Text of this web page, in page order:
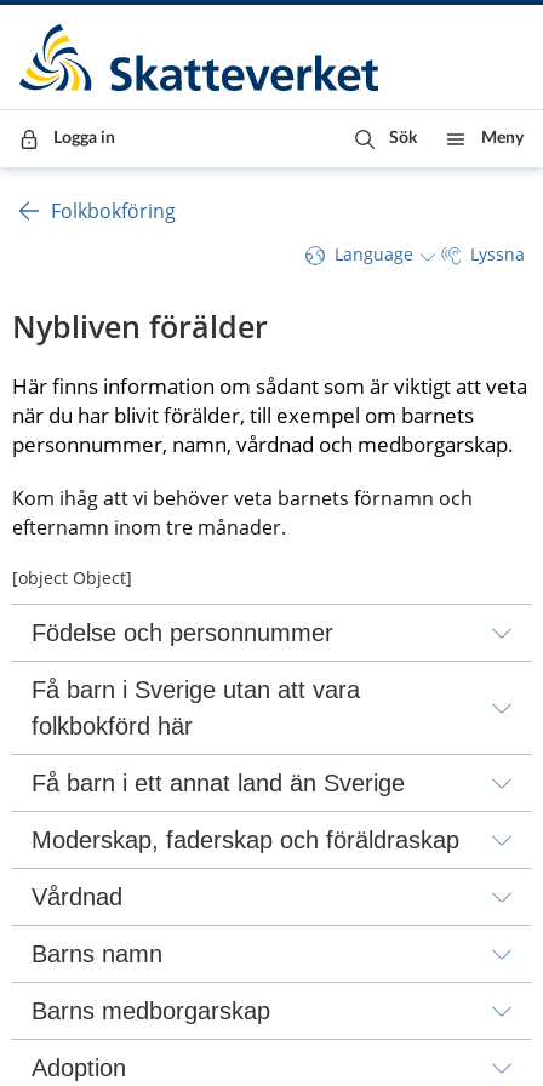
Till innehåll
Till navigationen
Till chattrobot
Logga in Sök Meny
Folkbokföring
Language Lyssna
Nybliven förälder
Här finns information om sådant som är viktigt att veta
när du har blivit förälder, till exempel om barnets
personnummer, namn, vårdnad och medborgarskap.
Kom ihåg att vi behöver veta barnets förnamn och
efternamn inom tre månader.
[object Object]
Födelse och personnummer
Få barn i Sverige utan att vara
folkbokförd här
Få barn i ett annat land än Sverige
Moderskap, faderskap och föräldraskap
Vårdnad
Barns namn
Barns medborgarskap
Adoption